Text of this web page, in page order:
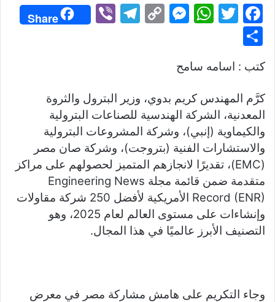
F
e
b
o
o
k
T
er
W
s
A
p
p
M
e
n
g
er
C
Li
n
k
T
a
m
Vi
b
Share
h
ar
e
كتب : اسامه سامح
كرَّم المهندس كريم بدوي، وزير البترول والثروة
المعدنية، الشركة الهندسية للصناعات البترولية
والكيماوية (إنبي)، وشركة المشروعات البترولية
والاستشارات الفنية (بتروجت)، وشركة صان مصر
(EMC)، تقديرًا لانجازهم المتميز لحصولهم على مراكز
متقدمة ضمن قائمة مجلة Engineering News
Record (ENR) الأمريكية لأفضل 250 شركة مقاولات
وإنشاءات على مستوى العالم لعام 2025، وهو
التصنيف الأبرز عالميًا في هذا المجال.
وجاء التكريم على هامش مشاركة مصر في معرض